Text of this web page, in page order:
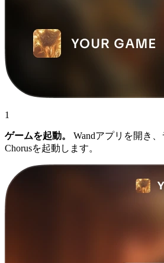
1
ゲームを起動。
Wandアプリを開き
Chorusを起動します。